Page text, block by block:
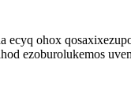
ohox
ezoburolukemos